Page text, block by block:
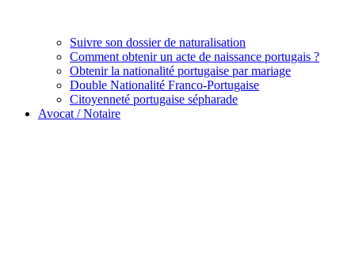
Suivre son dossier de naturalisation
Comment obtenir un acte de naissance portugais ?
Obtenir la nationalité portugaise par mariage
Double Nationalité Franco-Portugaise
Citoyenneté portugaise sépharade
Avocat / Notaire